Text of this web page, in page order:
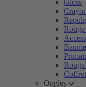
Gloss
Ongles